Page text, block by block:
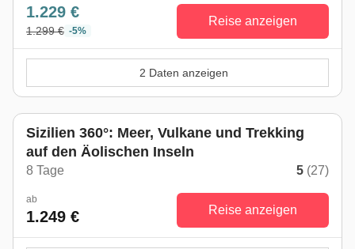
1.229 €
1.299 € -5%
Reise anzeigen
2 Daten anzeigen
Sizilien 360°: Meer, Vulkane und Trekking
auf den Äolischen Inseln
8 Tage 5 (27)
ab
1.249 € Reise anzeigen